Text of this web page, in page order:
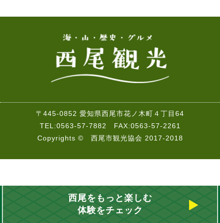
西尾をもっと楽しむ
体験をチェック
〒445-0852 愛知県西尾市花ノ木町４丁目64
TEL:0563-57-7882 FAX:0563-57-2261
Copyrights © 西尾市観光協会 2017-2018